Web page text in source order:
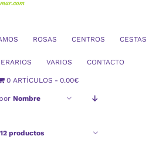
ROSAS CENTROS CESTAS
VARIOS CONTACTO
0 ARTÍCULOS 0.00€
Nombre
12 productos